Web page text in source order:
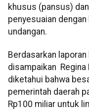
khusus (pansus)
penyesuaian
undangan.
Berdasarkan
disampaikan Regina
diketahui bahwa
pemerintah daerah
Rp100 miliar untuk